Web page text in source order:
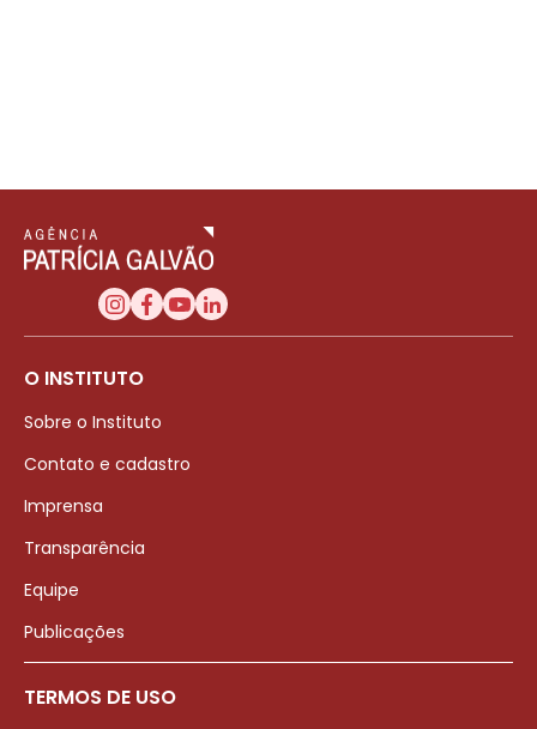
O INSTITUTO
Sobre o Instituto
Contato e cadastro
Imprensa
Transparência
Equipe
Publicações
TERMOS DE USO